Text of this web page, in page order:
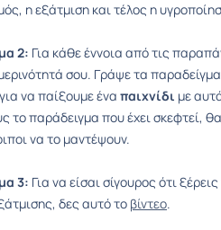
η εξάτμιση και τέλος η
2: Για κάθε έννοια από τις
σου. Γράψε τα
να παίξουμε ένα παιχνίδι με
το παράδειγμα που έχει σκεφτεί,
να το μαντέψουν.
3: Για να είσαι σίγουρος ότι
δες αυτό το βίντεο.